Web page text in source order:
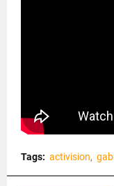
Tags: activision